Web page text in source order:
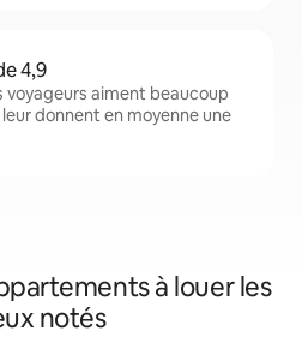
4,9
voyageurs aiment beaucoup
donnent en moyenne une
à louer les
notés